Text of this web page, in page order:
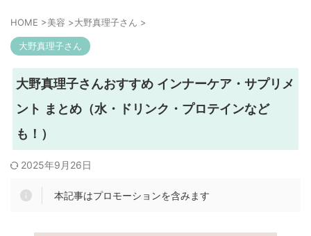
HOME >美容 >大野真理子さん >
大野真理子さん
大野真理子さんおすすめ インナーケア・サプリメ
ント まとめ（水・ドリンク・プロテインなど
も！）
2025年9月26日
本記事はプロモーションを含みます